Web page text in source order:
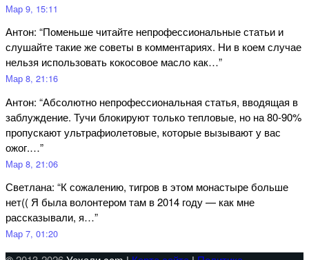
Мар 9, 15:11
Антон: “Поменьше читайте непрофессиональные статьи и
слушайте такие же советы в комментариях. Ни в коем случае
нельзя использовать кокосовое масло как…”
Мар 8, 21:16
Антон: “Абсолютно непрофессиональная статья, вводящая в
заблуждение. Тучи блокируют только тепловые, но на 80-90%
пропускают ультрафиолетовые, которые вызывают у вас
ожог.…”
Мар 8, 21:06
Светлана: “К сожалению, тигров в этом монастыре больше
нет(( Я была волонтером там в 2014 году — как мне
рассказывали, я…”
Мар 7, 01:20